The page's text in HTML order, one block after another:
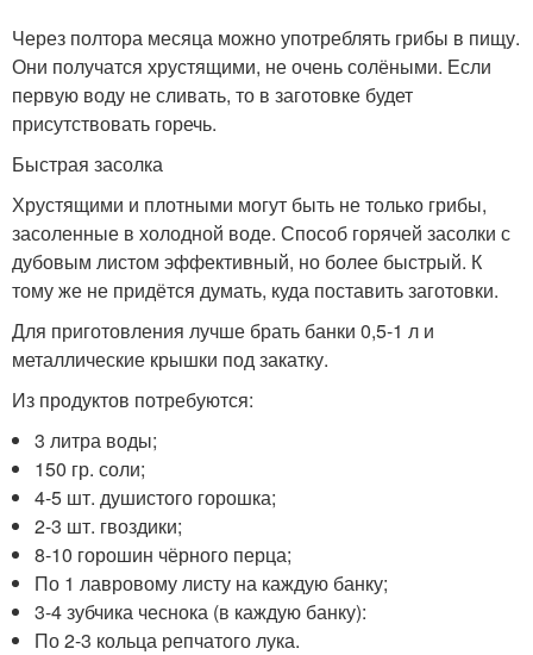
Через полтора месяца можно употреблять грибы в пищу.
Они получатся хрустящими, не очень солёными. Если
первую воду не сливать, то в заготовке будет
присутствовать горечь.
Быстрая засолка
Хрустящими и плотными могут быть не только грибы,
засоленные в холодной воде. Способ горячей засолки с
дубовым листом эффективный, но более быстрый. К
тому же не придётся думать, куда поставить заготовки.
Для приготовления лучше брать банки 0,5-1 л и
металлические крышки под закатку.
Из продуктов потребуются:
3 литра воды;
150 гр. соли;
4-5 шт. душистого горошка;
2-3 шт. гвоздики;
8-10 горошин чёрного перца;
По 1 лавровому листу на каждую банку;
3-4 зубчика чеснока (в каждую банку):
По 2-3 кольца репчатого лука.